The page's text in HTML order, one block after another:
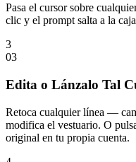
Pasa el cursor sobre
clic y el prompt salta a la
3
03
Edita o Lánzalo Tal
Retoca cualquier línea —
modifica el vestuario. O
original en tu propia cuenta.